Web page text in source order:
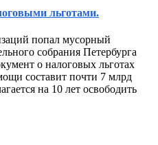
льготами.
попал мусорный
собрания Петербурга
о налоговых льготах
составит почти 7 млрд
на 10 лет освободить